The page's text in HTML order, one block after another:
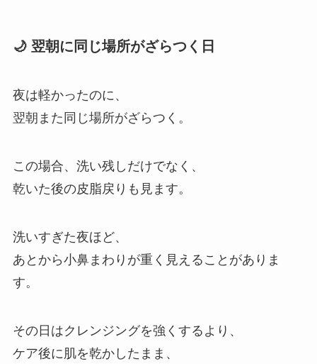
🌙 翌朝に同じ場所がざらつく日
夜は軽かったのに、
翌朝また同じ場所がざらつく。
この場合、洗い残しだけでなく、
乾いた後の皮脂戻りも見ます。
洗いすぎた夜ほど、
あとから小鼻まわりが重く見えることがありま
す。
その日はクレンジングを強くするより、
ケア後に肌を乾かしたまま、